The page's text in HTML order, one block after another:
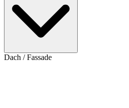
Dach / Fassade